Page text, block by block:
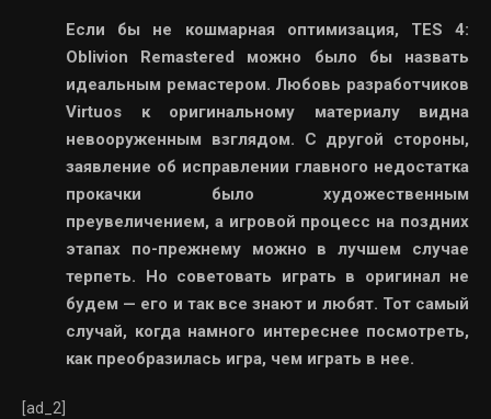
Если бы не кошмарная оптимизация, TES 4:
Oblivion Remastered можно было бы назвать
идеальным ремастером. Любовь разработчиков
Virtuos к оригинальному материалу видна
невооруженным взглядом. С другой стороны,
заявление об исправлении главного недостатка
прокачки было художественным
преувеличением, а игровой процесс на поздних
этапах по-прежнему можно в лучшем случае
терпеть. Но советовать играть в оригинал не
будем — его и так все знают и любят. Тот самый
случай, когда намного интереснее посмотреть,
как преобразилась игра, чем играть в нее.
[ad_2]